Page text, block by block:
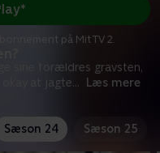
sine forældres gravsten,
at jagte... Læs mere
på Mit TV 2.
Sæson 24 Sæson 25